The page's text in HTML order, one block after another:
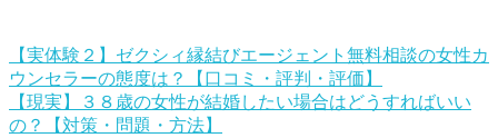
【実体験２】ゼクシィ縁結びエージェント無料相談の女性カ
ウンセラーの態度は？【口コミ・評判・評価】
【現実】３８歳の女性が結婚したい場合はどうすればいい
の？【対策・問題・方法】